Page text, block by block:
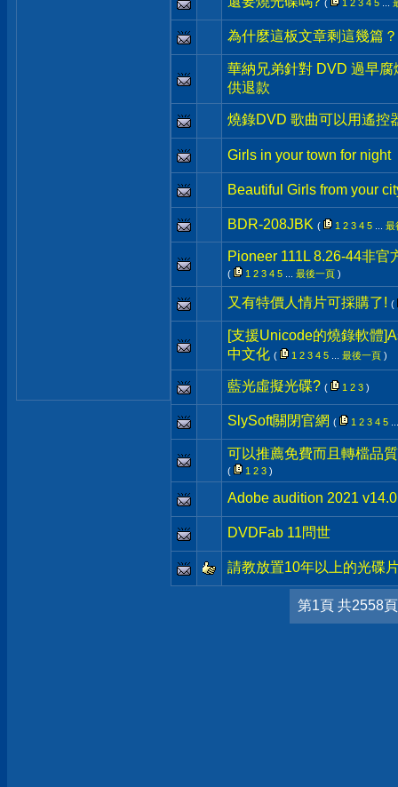
( 1 2 3 4 5
為什麼這板文章剩這幾篇？
華納兄弟針對 DVD 過早
供退款
燒錄DVD 歌曲可以用遙控
Girls in your town for night
Beautiful Girls from your
BDR-208JBK ( 1 2 3 4 5 最
Pioneer 111L 8.26-44非官
( 1 2 3 4 5 最後一頁 )
又有特價人情片可採購了! (
[支援Unicode的燒錄軟體
中文化 ( 1 2 3 4 5 最後一頁 )
藍光虛擬光碟? ( 1 2 3 )
SlySoft關閉官網 ( 1 2 3 4 5
可以推薦免費而且轉檔品
( 1 2 3 )
Adobe audition 2021
DVDFab 11問世
請教放置10年以上的光碟
第1頁 共2558頁